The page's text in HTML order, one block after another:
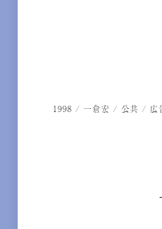
1998 / 一倉宏 / 公共 / 広